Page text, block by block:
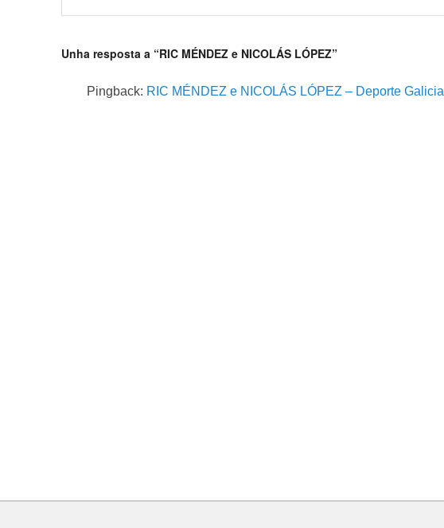
Unha resposta a “RIC MÉNDEZ e NICOLÁS LÓPEZ”
Pingback: RIC MÉNDEZ e NICOLÁS LÓPEZ – Deporte Galicia